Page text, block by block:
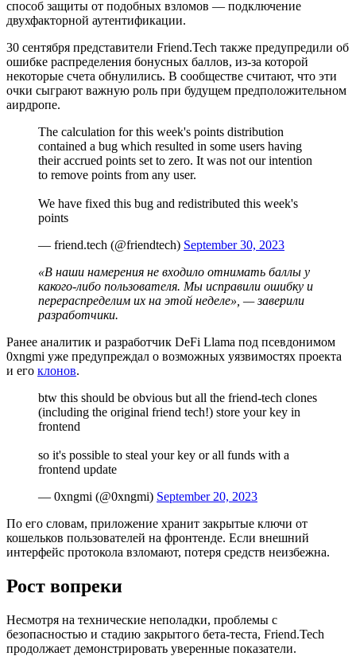
способ защиты от подобных взломов — подключение
двухфакторной аутентификации.
30 сентября представители Friend.Tech также предупредили об
ошибке распределения бонусных баллов, из-за которой
некоторые счета обнулились. В сообществе считают, что эти
очки сыграют важную роль при будущем предположительном
аирдропе.
The calculation for this week's points distribution
contained a bug which resulted in some users having
their accrued points set to zero. It was not our intention
to remove points from any user.
We have fixed this bug and redistributed this week's
points
— friend.tech (@friendtech) September 30, 2023
«В наши намерения не входило отнимать баллы у
какого-либо пользователя. Мы исправили ошибку и
перераспределим их на этой неделе», — заверили
разработчики.
Ранее аналитик и разработчик DeFi Llama под псевдонимом
0xngmi уже предупреждал о возможных уязвимостях проекта
и его клонов.
btw this should be obvious but all the friend-tech clones
(including the original friend tech!) store your key in
frontend
so it's possible to steal your key or all funds with a
frontend update
— 0xngmi (@0xngmi) September 20, 2023
По его словам, приложение хранит закрытые ключи от
кошельков пользователей на фронтенде. Если внешний
интерфейс протокола взломают, потеря средств неизбежна.
Рост вопреки
Несмотря на технические неполадки, проблемы с
безопасностью и стадию закрытого бета-теста, Friend.Tech
продолжает демонстрировать уверенные показатели.